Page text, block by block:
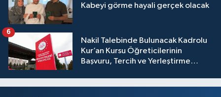
Kabeyi görme hayali gerçek olacak
Nakil Talebinde Bulunacak Kadrolu
Kur’an Kursu Öğreticilerinin
Başvuru, Tercih ve Yerleştirme
6